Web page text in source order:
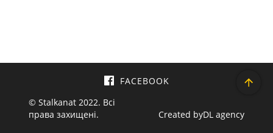
© Stalkanat 2022. Всі
права захищені.
FACEBOOK
Created byDL agency